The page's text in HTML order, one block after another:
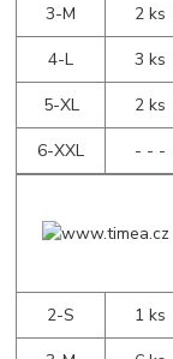
3-M
2 ks
4-L
3 ks
5-XL
2 ks
6-XXL
- - -
2-S
1 ks